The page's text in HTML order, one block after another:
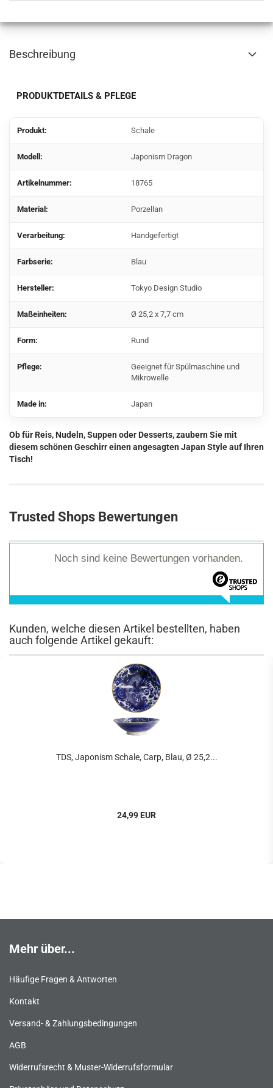
Beschreibung
PRODUKTDETAILS & PFLEGE
Produkt: Schale
Modell: Japonism Dragon
Artikelnummer: 18765
Material: Porzellan
Verarbeitung: Handgefertigt
Farbserie: Blau
Hersteller: Tokyo Design Studio
Maßeinheiten: Ø 25,2 x 7,7 cm
Form: Rund
Pflege:
Geeignet für Spülmaschine und
Mikrowelle
Made in: Japan
Ob für Reis, Nudeln, Suppen oder Desserts, zaubern Sie mit
diesem schönen Geschirr einen angesagten Japan Style auf Ihren
Tisch!
Trusted Shops Bewertungen
Noch sind keine Bewertungen vorhanden.
Kunden, welche diesen Artikel bestellten, haben
auch folgende Artikel gekauft:
TDS, Japonism Schale, Carp, Blau, Ø 25,2...
24,99 EUR
Mehr über...
Häufige Fragen & Antworten
Kontakt
Versand- & Zahlungsbedingungen
AGB
Widerrufsrecht & Muster-Widerrufsformular